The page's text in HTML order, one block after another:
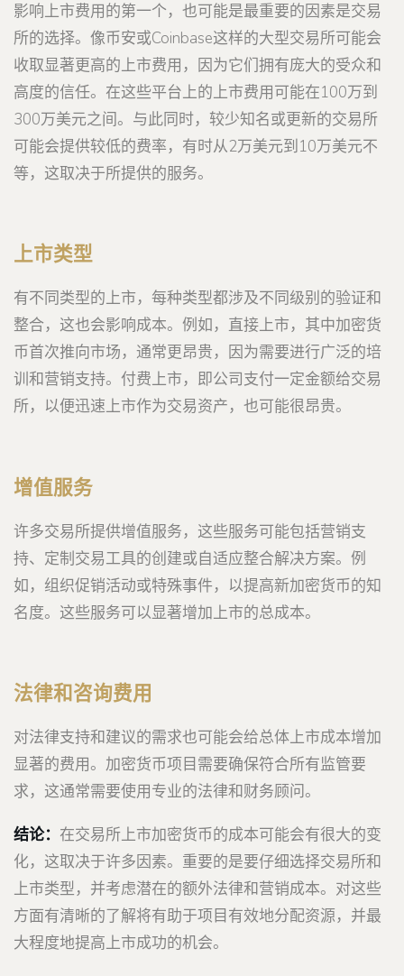
影响上市费用的第一个，也可能是最重要的因素是交易
所的选择。像币安或Coinbase这样的大型交易所可能会
收取显著更高的上市费用，因为它们拥有庞大的受众和
高度的信任。在这些平台上的上市费用可能在100万到
300万美元之间。与此同时，较少知名或更新的交易所
可能会提供较低的费率，有时从2万美元到10万美元不
等，这取决于所提供的服务。
上市类型
有不同类型的上市，每种类型都涉及不同级别的验证和
整合，这也会影响成本。例如，直接上市，其中加密货
币首次推向市场，通常更昂贵，因为需要进行广泛的培
训和营销支持。付费上市，即公司支付一定金额给交易
所，以便迅速上市作为交易资产，也可能很昂贵。
增值服务
许多交易所提供增值服务，这些服务可能包括营销支
持、定制交易工具的创建或自适应整合解决方案。例
如，组织促销活动或特殊事件，以提高新加密货币的知
名度。这些服务可以显著增加上市的总成本。
法律和咨询费用
对法律支持和建议的需求也可能会给总体上市成本增加
显著的费用。加密货币项目需要确保符合所有监管要
求，这通常需要使用专业的法律和财务顾问。
结论： 在交易所上市加密货币的成本可能会有很大的变
化，这取决于许多因素。重要的是要仔细选择交易所和
上市类型，并考虑潜在的额外法律和营销成本。对这些
方面有清晰的了解将有助于项目有效地分配资源，并最
大程度地提高上市成功的机会。